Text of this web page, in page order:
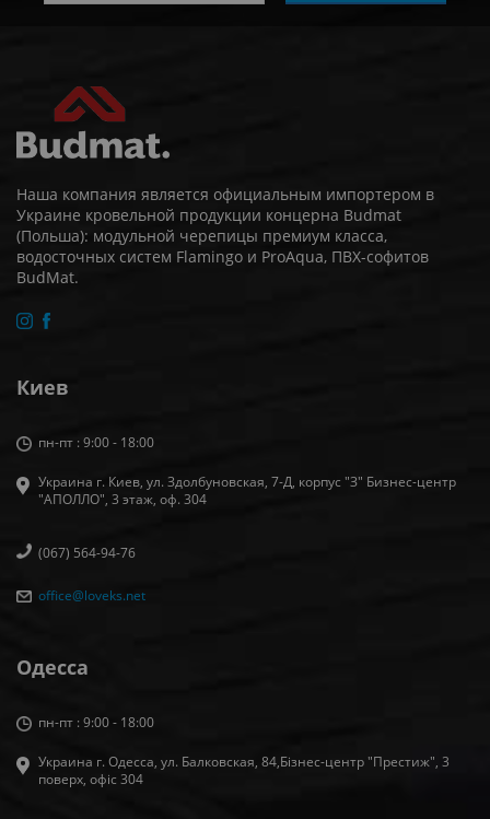
Наша компания является официальным импортером в
Украине кровельной продукции концерна Budmat
(Польша): модульной черепицы премиум класса,
водосточных систем Flamingo и ProAqua, ПВХ-софитов
BudMat.
Киев
пн-пт : 9:00 - 18:00
Украина г. Киев, ул. Здолбуновская, 7-Д, корпус "З" Бизнес-центр
"АПОЛЛО", 3 этаж, оф. 304
(067) 564-94-76
office@loveks.net
Одесса
пн-пт : 9:00 - 18:00
Украина г. Одесса, ул. Балковская, 84,Бізнес-центр "Престиж", 3
поверх, офіс 304